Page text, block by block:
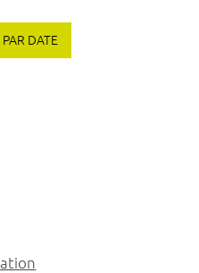
PAR DATE